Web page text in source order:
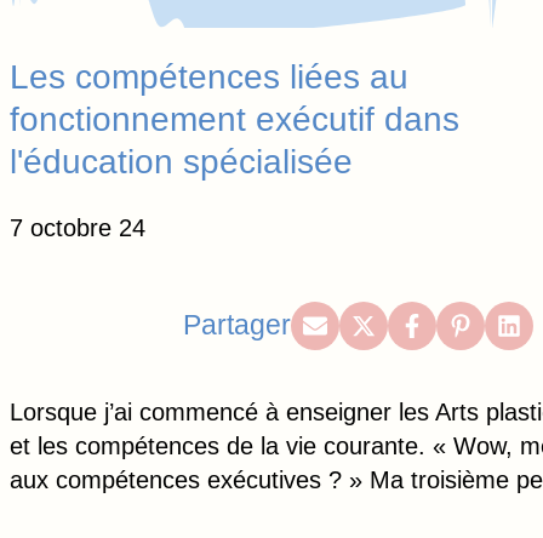
Les compétences liées au
fonctionnement exécutif dans
l'éducation spécialisée
7 octobre 24
Partager
Share
on
Share
on
(Twitter)
Share
on
Share
on
on
Lorsque j’ai commencé à enseigner les Arts
et les compétences de la vie courante. « Wow,
aux compétences exécutives ? » Ma troisième